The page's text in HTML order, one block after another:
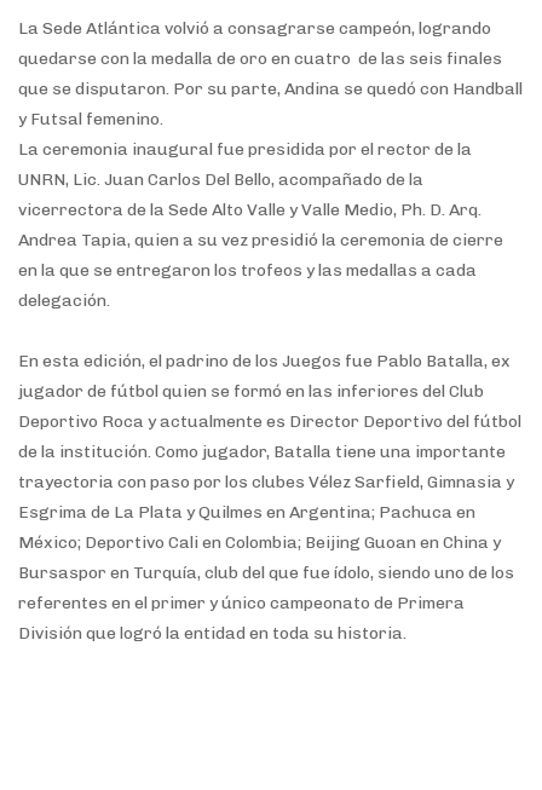
La Sede Atlántica volvió a consagrarse campeón, logrando
quedarse con la medalla de oro en cuatro de las seis finales
que se disputaron. Por su parte, Andina se quedó con Handball
y Futsal femenino.
La ceremonia inaugural fue presidida por el rector de la
UNRN, Lic. Juan Carlos Del Bello, acompañado de la
vicerrectora de la Sede Alto Valle y Valle Medio, Ph. D. Arq.
Andrea Tapia, quien a su vez presidió la ceremonia de cierre
en la que se entregaron los trofeos y las medallas a cada
delegación.
En esta edición, el padrino de los Juegos fue Pablo Batalla, ex
jugador de fútbol quien se formó en las inferiores del Club
Deportivo Roca y actualmente es Director Deportivo del fútbol
de la institución. Como jugador, Batalla tiene una importante
trayectoria con paso por los clubes Vélez Sarfield, Gimnasia y
Esgrima de La Plata y Quilmes en Argentina; Pachuca en
México; Deportivo Cali en Colombia; Beijing Guoan en China y
Bursaspor en Turquía, club del que fue ídolo, siendo uno de los
referentes en el primer y único campeonato de Primera
División que logró la entidad en toda su historia.